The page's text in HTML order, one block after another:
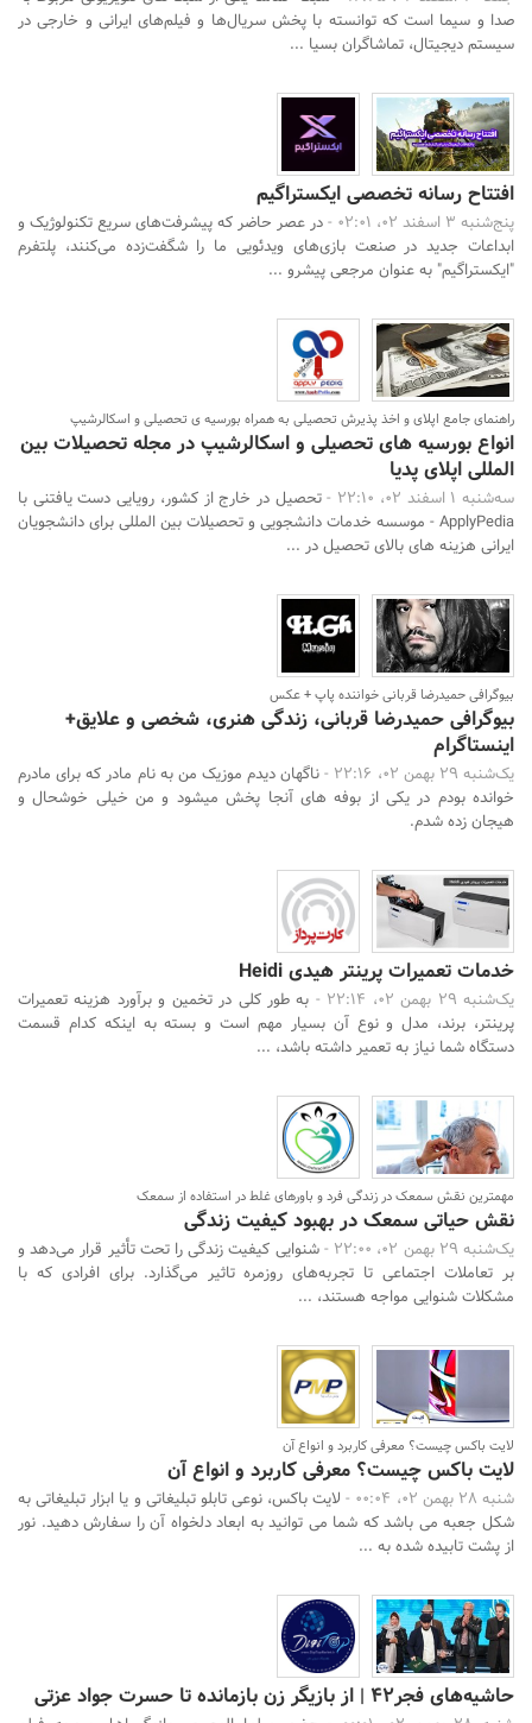
صدا و سیما است که توانسته با پخش سریال‌ها و فیلم‌های ایرانی و خارجی در
سیستم دیجیتال، تماشاگران بسیا ...
افتتاح رسانه تخصصی ایکستراگیم
پنج‌شنبه 3 اسفند 02، 02:01 -
در عصر حاضر که پیشرفت‌های سریع تکنولوژیک و
ابداعات جدید در صنعت بازی‌های ویدئویی ما را شگفت‌زده می‌کنند، پلتفرم
"ایکستراگیم" به عنوان مرجعی پیشرو ...
راهنمای جامع اپلای و اخذ پذیرش تحصیلی به همراه بورسیه ی تحصیلی و اسکالرشیپ
انواع بورسیه های تحصیلی و اسکالرشیپ در مجله تحصیلات بین
المللی اپلای پدیا
سه‌شنبه 1 اسفند 02، 22:10 -
تحصیل در خارج از کشور، رویایی دست یافتنی با
ApplyPedia - موسسه خدمات دانشجویی و تحصیلات بین المللی برای دانشجویان
ایرانی هزینه های بالای تحصیل در ...
بیوگرافی حمیدرضا قربانی خواننده پاپ + عکس
بیوگرافی حمیدرضا قربانی، زندگی هنری، شخصی و علایق+
اینستاگرام
یک‌شنبه 29 بهمن 02، 22:16 -
ناگهان دیدم موزیک من به نام مادر که برای مادرم
خوانده بودم در یکی از بوفه های آنجا پخش میشود و من خیلی خوشحال و
هیجان زده شدم.
خدمات تعمیرات پرینتر هیدی Heidi
یک‌شنبه 29 بهمن 02، 22:14 -
به طور کلی در تخمین و برآورد هزینه تعمیرات
پرینتر، برند، مدل و نوع آن بسیار مهم است و بسته به اینکه کدام قسمت
دستگاه شما نیاز به تعمیر داشته باشد، ...
مهمترین نقش سمعک در زندگی فرد و باورهای غلط در استفاده از سمعک
نقش حیاتی سمعک در بهبود کیفیت زندگی
یک‌شنبه 29 بهمن 02، 22:00 -
شنوایی کیفیت زندگی را تحت تأثیر قرار می‌دهد و
بر تعاملات اجتماعی تا تجربه‌های روزمره تاثیر می‌گذارد. برای افرادی که با
مشکلات شنوایی مواجه هستند، ...
لایت باکس چیست؟ معرفی کاربرد و انواع آن
لایت باکس چیست؟ معرفی کاربرد و انواع آن
شنبه 28 بهمن 02، 00:04 -
لایت باکس، نوعی تابلو تبلیغاتی و یا ابزار تبلیغاتی به
شکل جعبه می باشد که شما می توانید به ابعاد دلخواه آن را سفارش دهید. نور
از پشت تابیده شده به ...
حاشیه‌های فجر۴۲ | از بازیگر زن بازمانده تا حسرت جواد عزتی